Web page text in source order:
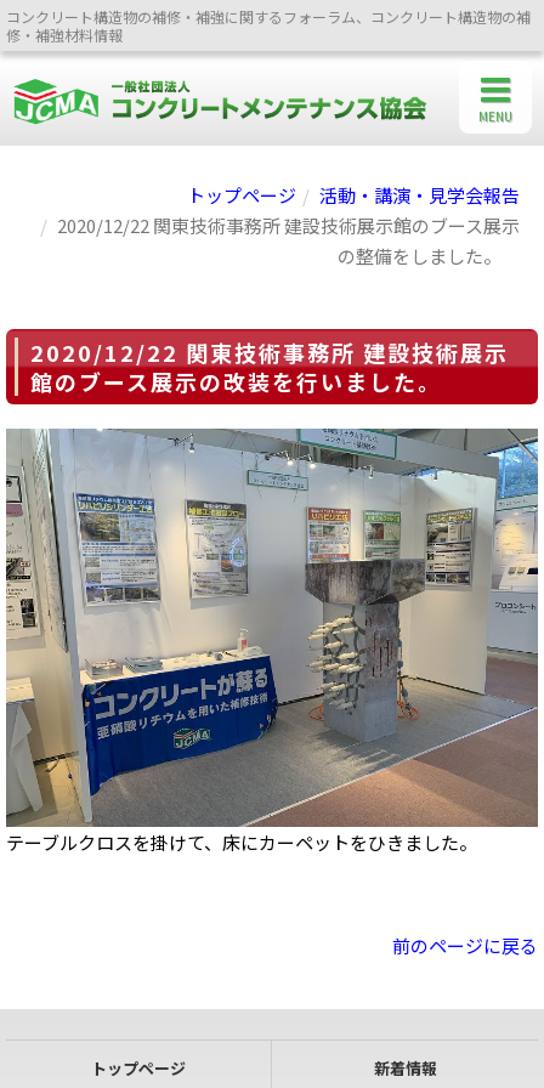
コンクリート構造物の補修・補強に関するフォーラム、コンクリート構造物の補
修・補強材料情報
トップページ
活動・講演・見学会報告
2020/12/22 関東技術事務所 建設技術展示館のブース展示
の整備をしました。
2020/12/22 関東技術事務所 建設技術展示
館のブース展示の改装を行いました。
テーブルクロスを掛けて、床にカーペットをひきました。
前のページに戻る
トップページ 新着情報
MENU